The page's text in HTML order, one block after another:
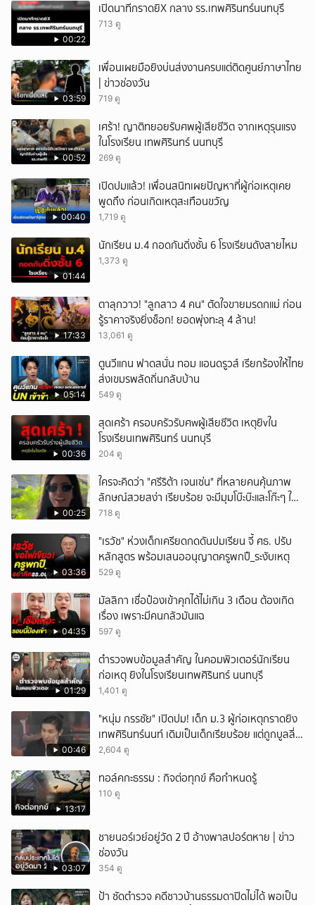
00:22
เปิดนาทีกราดยิX กลาง รร.เทพศิรินทร์นนทบุรี
713 ดู
03:59
เพื่อนเผยมือยิงบ่นส่งงานครบแต่ติดศูนย์ภาษาไทย
| ข่าวช่องวัน
719 ดู
00:52
เศร้า! ญาติทยอยรับศพผู้เสียชีวิต จากเหตุรุนแรง
ในโรงเรียน เทพศิรินทร์ นนทบุรี
269 ดู
00:40
เปิดปมแล้ว! เพื่อนสนิทเผยปัญหาที่ผู้ก่อเหตุเคย
พูดถึง ก่อนเกิดเหตุสะเทือนขวัญ
1,719 ดู
01:44
นักเรียน ม.4 กอดกันดิ่งชั้น 6 โรงเรียนดังสายไหม
1,373 ดู
17:33
ตาลุกวาว! "ลูกสาว 4 คน" ตัดใจขายมรดกแม่ ก่อน
รู้ราคาจริงยิ่งช็อก! ยอดพุ่งทะลุ 4 ล้าน!
13,061 ดู
05:14
ตูนวีแกน ฟาดสนั่น ทอม แอนดรูวส์ เรียกร้องให้ไทย
ส่งเขมรพลัดถิ่นกลับบ้าน
549 ดู
00:36
สุดเศร้า ครอบครัวรับศwผู้เสียชีวิต เหตุยิvใน
โรงเรียนเทพศิรินทร์ นนทบุรี
204 ดู
00:25
ใครจะคิดว่า "ศรีริต้า เจนเซ่น" ที่หลายคนคุ้นภาพ
ลักษณ์สวยสง่า เรียบร้อย จะมีมุมโบ๊ะบ๊ะและโก๊ะๆ ให้
ได้อมยิ้มเหมือนกัน งานนี้ทำเอาแฟนๆ ทั้งเอ็นดูทั้ง
718 ดู
03:36
"เรวัช" ห่วงเด็กเครียดกดดันปมเรียน จี้ ศธ. ปรับ
หลักสูตร พร้อมเสนออนุญาตครูพกปื_ระงับเหตุ
529 ดู
04:35
มัลลิกา เชื่อป๋องเข้าคุกได้ไม่เกิน 3 เดือน ต้องเกิด
เรื่อง เพราะมีคนกลัวมันแฉ
597 ดู
01:29
ตำรวจพบข้อมูลสำคัญ ในคอมพิวเตอร์นักเรียน
ก่อเหตุ ยิงในโรงเรียนเทพศิรินทร์ นนทบุรี
1,401 ดู
00:46
"หนุ่ม กรรชัย" เปิดปม! เด็ก ม.3 ผู้ก่อเหตุกราดยิง
เทพศิรินทร์นนท์ เดิมเป็นเด็กเรียบร้อย แต่ถูกบูลลี่
หนัก คาดแรงกดดันสะสมกลายเป็นแรงแค้น จนก่อ
2,604 ดู
13:17
ทอล์คกะธรรม : กิจต่อทุกข์ คือกำหนดรู้
110 ดู
03:07
ชายนอร์เวย์อยู่วัด 2 ปี อ้างพาสปอร์ตหาย | ข่าว
ช่องวัน
354 ดู
ป้า ซัดตำรวจ คดีชาวบ้านธรรมดาปิดไม่ได้ พอเป็น